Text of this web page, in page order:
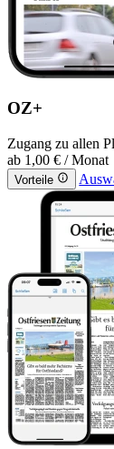
OZ+
Zugang zu allen
ab 1,00 € / Monat
Vorteile